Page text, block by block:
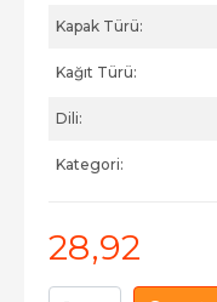
Kapak Türü:
Kağıt Türü:
Dili:
Kategori:
28,92